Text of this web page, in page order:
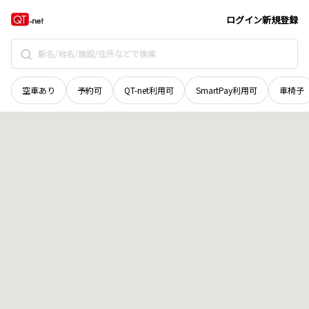
ログイン新規登録
空車あり 予約可 QT-net利用可 SmartPay利用可 車椅子
広島県